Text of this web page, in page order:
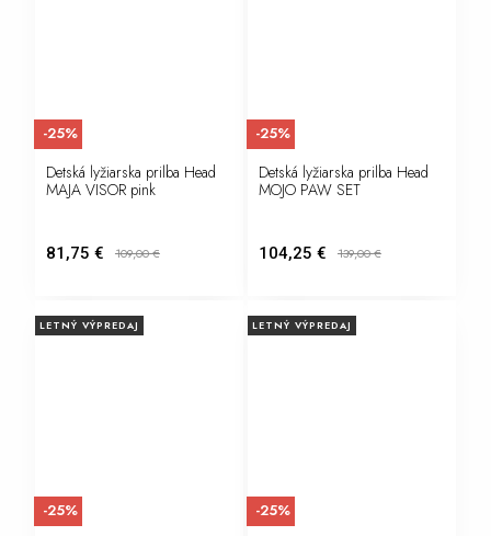
Detská lyžiarska prilba Head
MAJA VISOR pink
81,75 € 109,00€
-25%
Detská lyžiarska prilba Head
MOJO PAW SET
104,25 € 139,00€
-25%
LETNÝ VÝPREDAJ
-25%
LETNÝ VÝPREDAJ
-25%